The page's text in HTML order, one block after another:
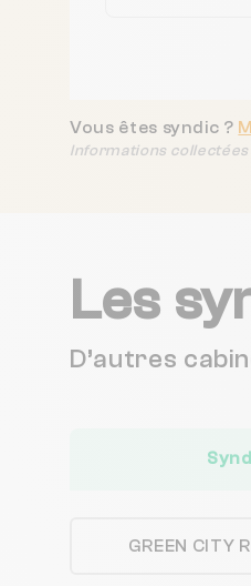
Vous êtes syndic ?
Informations
Les
D’autres
GREEN CITY